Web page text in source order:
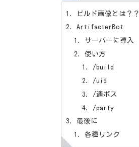
ビルド画像とは？？
ArtifacterBot
サーバーに導入
使い方
/build
/uid
/週ボス
/party
最後に
各種リンク